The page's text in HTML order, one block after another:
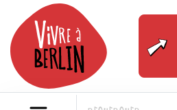
content